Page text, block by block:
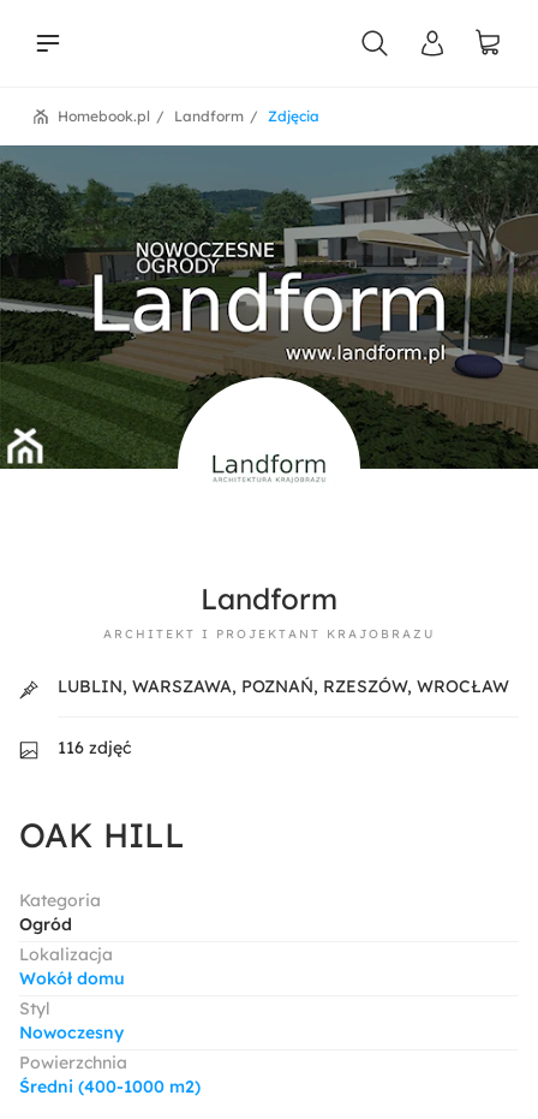
Zdjęcia
Landform
Homebook.pl
Landform
ARCHITEKT I PROJEKTANT KRAJOBRAZU
LUBLIN, WARSZAWA, POZNAŃ, RZESZÓW, WROCŁAW
116 zdjęć
OAK HILL
Kategoria
Ogród
Lokalizacja
Wokół domu
Styl
Nowoczesny
Powierzchnia
Średni (400-1000 m2)